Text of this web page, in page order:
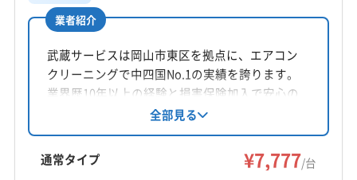
所在地
鳥取県米子市
対応地域
倉吉市 鳥取市
西伯郡大山町
西伯郡南部町
西伯郡日吉津村
西伯郡伯耆町
日野郡日南町
業者紹介
武蔵サービスは岡山市東区を拠点に、エアコン
クリーニングで中四国No.1の実績を誇ります。
業界歴10年以上の経験と損害保険加入で安心の
サービスを提供。基本料金7777円からで、お掃
除機能付きや室外機洗浄などのオプションも充
実。年中無休で9時から21時まで対応し、時間外
も相談可能です。
全部見る
通常タイプ ¥7,777/台